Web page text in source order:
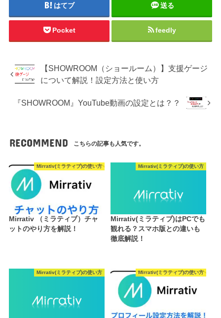
はてブ 送る
Pocket feedly
【SHOWROOM（ショールーム）】支援ゲージ
について解説！設定方法と使い方
『SHOWROOM』YouTube動画の設定とは？？
RECOMMEND こちらの記事も人気です。
Mirrativ(ミラティブ)の使い方
Mirrativ （ミラティブ）チャ
ットのやり方を解説！
Mirrativ(ミラティブ)の使い方
Mirrativ(ミラティブ)はPCでも
観れる？スマホ版との違いも
徹底解説！
Mirrativ(ミラティブ)の使い方 Mirrativ(ミラティブ)の使い方